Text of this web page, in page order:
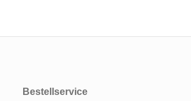
Bestellservice